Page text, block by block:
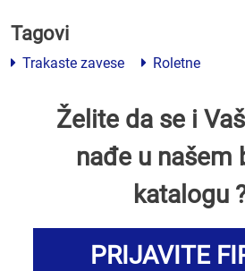
Tagovi
Trakaste zavese Roletne
Želite da se i
nađe u našem
katalogu
PRIJAVITE